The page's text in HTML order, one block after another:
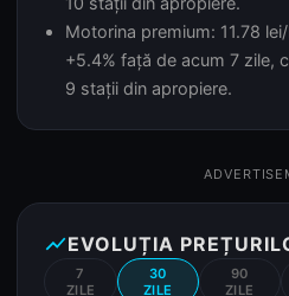
Motorina premium: 11.78
+5.4% față de acum 7 zile,
9 stații din apropiere.
show_chartEVOLUȚIA
7
ZILE
30
ZILE
90
ZILE